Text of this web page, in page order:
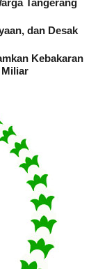
Tangerang
dan Desak
Kebakaran